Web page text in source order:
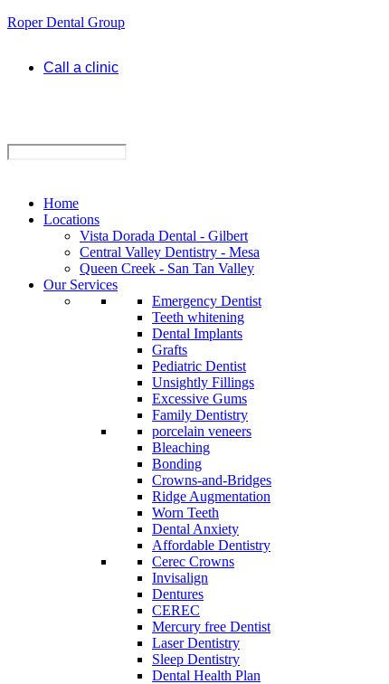
Roper Dental Group
Call a clinic
Home
Locations
Vista Dorada Dental - Gilbert
Central Valley Dentistry - Mesa
Queen Creek - San Tan Valley
Our Services
Emergency Dentist
Teeth whitening
Dental Implants
Grafts
Pediatric Dentist
Unsightly Fillings
Excessive Gums
Family Dentistry
porcelain veneers
Bleaching
Bonding
Crowns-and-Bridges
Ridge Augmentation
Worn Teeth
Dental Anxiety
Affordable Dentistry
Cerec Crowns
Invisalign
Dentures
CEREC
Mercury free Dentist
Laser Dentistry
Sleep Dentistry
Dental Health Plan